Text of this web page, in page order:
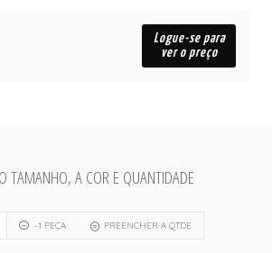
Logue-se para
ver o preço
TAMANHO, A COR E QUANTIDADE
-1 PEÇA PREENCHER A QTDE